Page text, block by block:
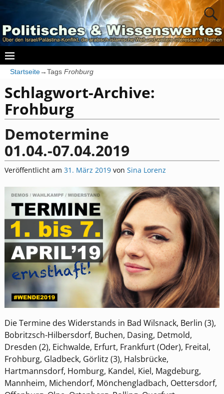
Startseite→Tags Frohburg
Schlagwort-Archive:
Frohburg
Demotermine
01.04.-07.04.2019
Veröffentlicht am 31. März 2019 von Sina Lorenz
Die Termine des Widerstands in Bad Wilsnack, Berlin (3),
Bobritzsch-Hilbersdorf, Buchen, Dasing, Detmold,
Dresden (2), Eichwalde, Erfurt, Frankfurt (Oder), Freital,
Frohburg, Gladbeck, Görlitz (3), Halsbrücke,
Hartmannsdorf, Homburg, Kandel, Kiel, Magdeburg,
Mannheim, Michendorf, Mönchengladbach, Oettersdorf,